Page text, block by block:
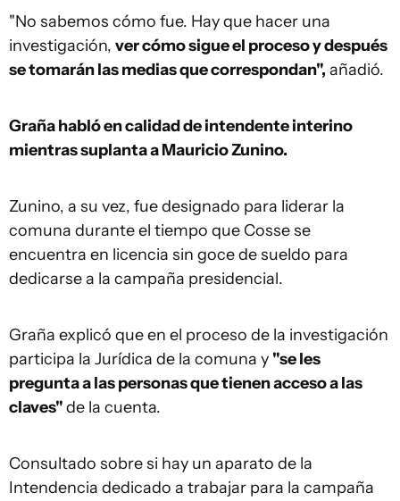
"No sabemos cómo fue. Hay que hacer una
investigación, ver cómo sigue el proceso y después
se tomarán las medias que correspondan", añadió.
Graña habló en calidad de intendente interino
mientras suplanta a Mauricio Zunino.
Zunino, a su vez, fue designado para liderar la
comuna durante el tiempo que Cosse se
encuentra en licencia sin goce de sueldo para
dedicarse a la campaña presidencial.
Graña explicó que en el proceso de la investigación
participa la Jurídica de la comuna y "se les
pregunta a las personas que tienen acceso a las
claves"de la cuenta.
Consultado sobre si hay un aparato de la
Intendencia dedicado a trabajar para la campaña